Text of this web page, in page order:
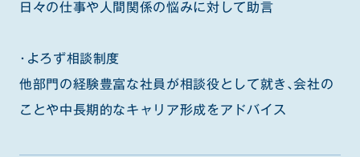
日々の仕事や人間関係の悩みに対して助言
・よろず相談制度
他部門の経験豊富な社員が相談役として就き、会社の
ことや中長期的なキャリア形成をアドバイス